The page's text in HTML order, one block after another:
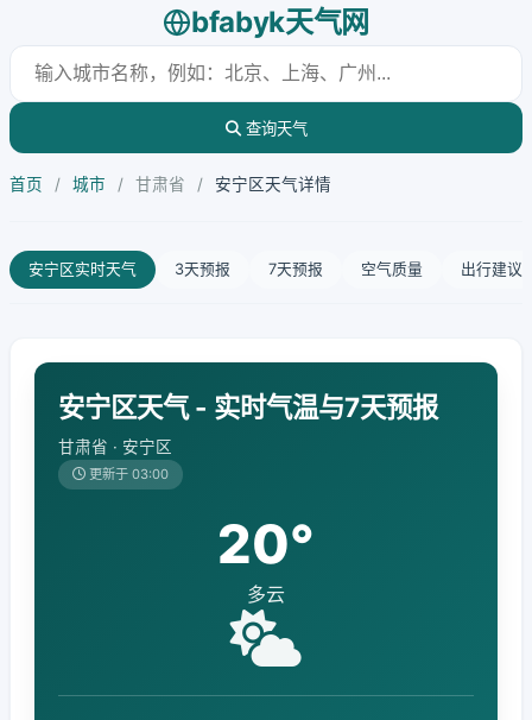
bfabyk天气网
查询天气
首页 / 城市 / 甘肃省 / 安宁区天气详情
安宁区实时天气 3天预报 7天预报 空气质量 出行建议
安宁区天气 - 实时气温与7天预报
甘肃省 · 安宁区
更新于 03:00
20°
多云